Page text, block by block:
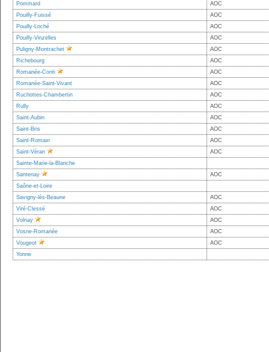
Pommard
AOC
Pouilly-Fuissé
AOC
Pouilly-Loché
AOC
Pouilly-Vinzelles
AOC
Puligny-Montrachet
AOC
Richebourg
AOC
Romanée-Conti
AOC
Romanée-Saint-Vivant
AOC
Ruchottes-Chambertin
AOC
Rully
AOC
Saint-Aubin
AOC
Saint-Bris
AOC
Saint-Romain
AOC
Saint-Véran
AOC
Sainte-Marie-la-Blanche
Santenay
AOC
Saône-et-Loire
Savigny-lès-Beaune
AOC
Viré-Clessé
AOC
Volnay
AOC
Vosne-Romanée
AOC
Vougeot
AOC
Yonne